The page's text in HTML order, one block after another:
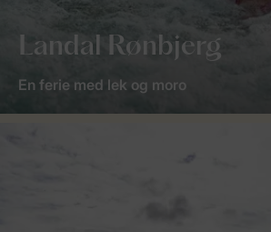
Landal Rønbjerg
En ferie med lek og moro